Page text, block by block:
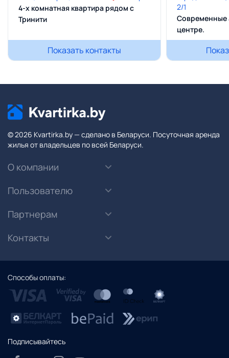
4-х комнатная квартира рядом с
Тринити
Показать контакты
2/1
Современные
центре.
© 2026 Kvartirka.by — сделано в Беларуси. Посуточная аренда
жилья от владельцев по всей Беларуси.
О компании
Пользователю
Партнерам
Контакты
Способы оплаты:
Подписывайтесь